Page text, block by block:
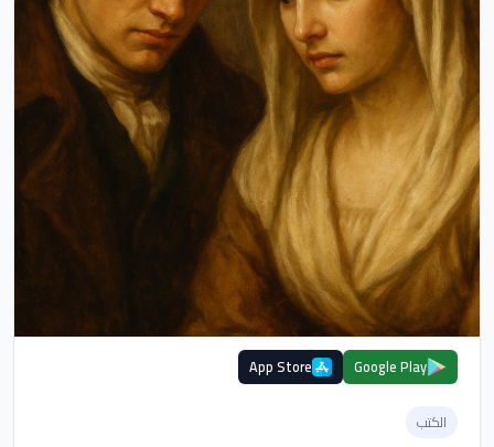
Google Play
App Store
الكتب